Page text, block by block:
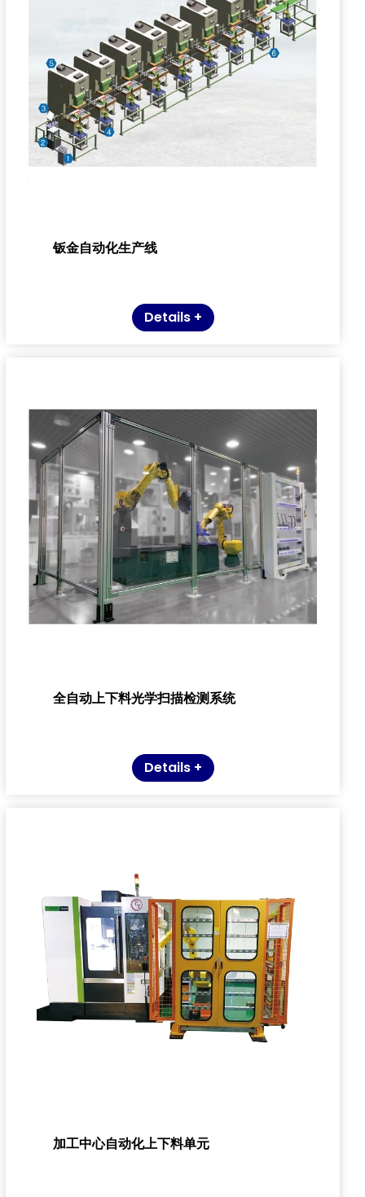
钣金自动化生产线
Details +
全自动上下料光学扫描检测系统
Details +
加工中心自动化上下料单元